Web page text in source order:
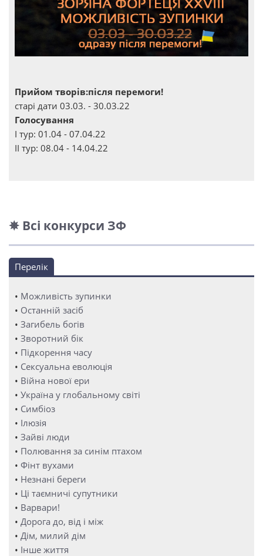
Прийом творів:після перемоги!
старі дати 03.03. - 30.03.22
Голосування
І тур: 01.04 - 07.04.22
ІІ тур: 08.04 - 14.04.22
✵ Всі конкурси ЗФ
Перелік
• Можливість зупинки
• Останній засіб
• Загибель богів
• Зворотний бік
• Підкорення часу
• Сексуальна еволюція
• Війна нової ери
• Україна у глобальному світі
• Симбіоз
• Ілюзія
• Зайві люди
• Полювання за синім птахом
• Фінт вухами
• Незнані береги
• Ці таємничі супутники
• Варвари!
• Дорога до, від і між
• Дім, милий дім
• Інше життя